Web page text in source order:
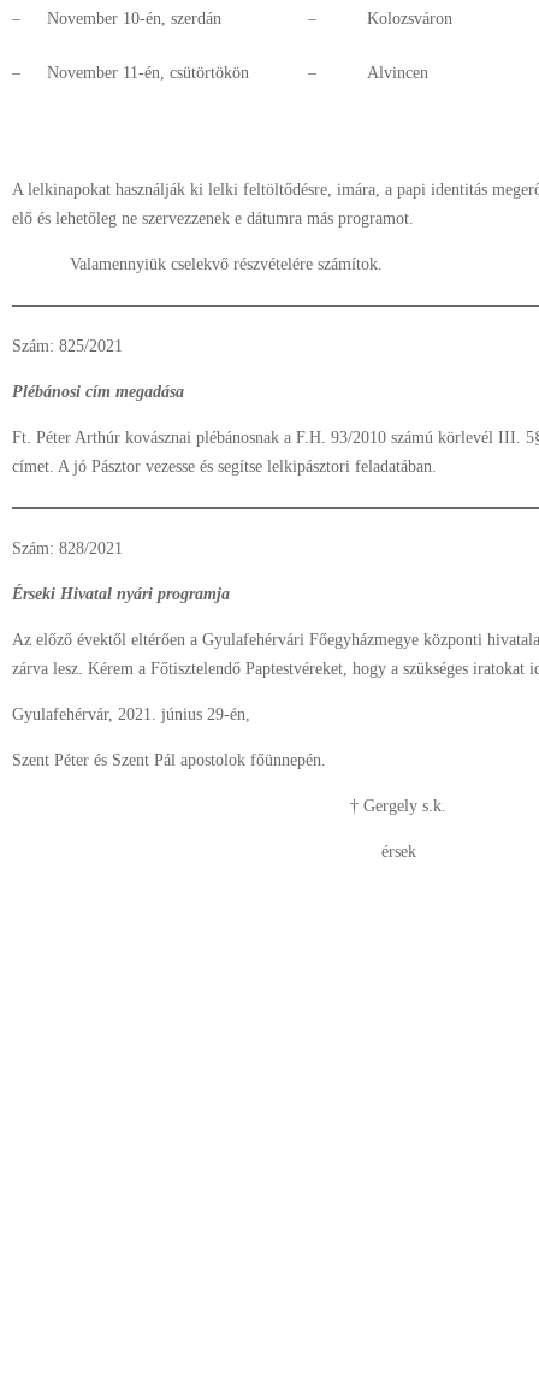
– November 10-én, szerdán – Kolozsváron
– November 11-én, csütörtökön – Alvincen
A lelkinapokat használják ki lelki feltöltődésre, imára, a papi identitás
elő és lehetőleg ne szervezzenek e dátumra más programot.
Valamennyiük cselekvő részvételére számítok.
Szám: 825/2021
Plébánosi cím megadása
Ft. Péter Arthúr kovásznai plébánosnak a F.H. 93/2010 számú körlevél III.
címet. A jó Pásztor vezesse és segítse lelkipásztori feladatában.
Szám: 828/2021
Érseki Hivatal nyári programja
Az előző évektől eltérően a Gyulafehérvári Főegyházmegye központi
zárva lesz. Kérem a Főtisztelendő Paptestvéreket, hogy a szükséges iratokat
Gyulafehérvár, 2021. június 29-én,
Szent Péter és Szent Pál apostolok főünnepén.
† Gergely s.k.
érsek